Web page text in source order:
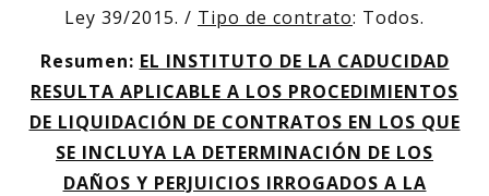
Ley 39/2015. / Tipo de contrato: Todos.
Resumen: EL INSTITUTO DE LA CADUCIDAD
RESULTA APLICABLE A LOS PROCEDIMIENTOS
DE LIQUIDACIÓN DE CONTRATOS EN LOS QUE
SE INCLUYA LA DETERMINACIÓN DE LOS
DAÑOS Y PERJUICIOS IRROGADOS A LA